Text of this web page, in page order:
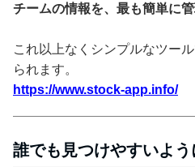
チームの情報を、最も簡単に
これ以上なくシンプルなツー
られます。
https://www.stock-app.info/
誰でも見つけやすいよ